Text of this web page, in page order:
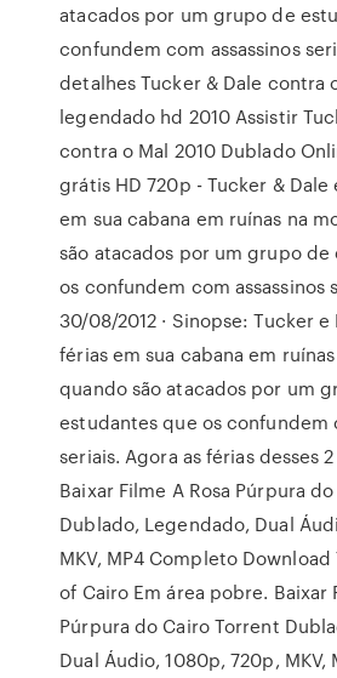
atacados por um grupo de
confundem com assassinos
detalhes Tucker & Dale contra
legendado hd 2010 Assistir
contra o Mal 2010 Dublado
grátis HD 720p - Tucker &
em sua cabana em ruínas na
são atacados por um grupo de
os confundem com assassinos
30/08/2012 · Sinopse: Tucker
férias em sua cabana em
quando são atacados por um
estudantes que os confundem
seriais. Agora as férias desses 2
Baixar Filme A Rosa Púrpura
Dublado, Legendado, Dual
MKV, MP4 Completo Download
of Cairo Em área pobre. Baixar
Púrpura do Cairo Torrent
Dual Áudio, 1080p, 720p, MKV,